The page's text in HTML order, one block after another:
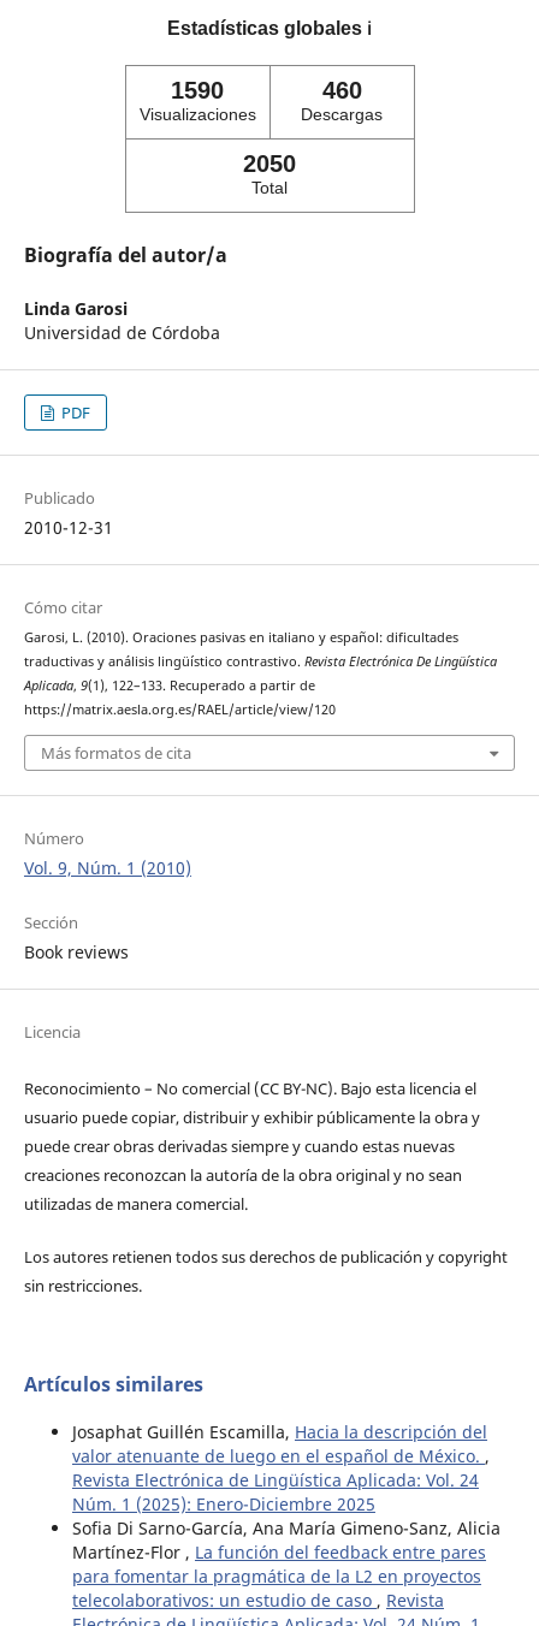
Estadísticas globales ℹ️
1590
Visualizaciones
460
Descargas
2050
Total
Biografía del autor/a
Linda Garosi
Universidad de Córdoba
PDF
Publicado
2010-12-31
Cómo citar
Garosi, L. (2010). Oraciones pasivas en italiano y español: dificultades
traductivas y análisis lingüístico contrastivo. Revista Electrónica De Lingüística
Aplicada, 9(1), 122–133. Recuperado a partir de
https://matrix.aesla.org.es/RAEL/article/view/120
Más formatos de cita
Número
Vol. 9, Núm. 1 (2010)
Sección
Book reviews
Licencia
Reconocimiento – No comercial (CC BY-­NC). Bajo esta licencia el
usuario puede copiar, distribuir y exhibir públicamente la obra y
puede crear obras derivadas siempre y cuando estas nuevas
creaciones reconozcan la autoría de la obra original y no sean
utilizadas de manera comercial.
Los autores retienen todos sus derechos de publicación y copyright
sin restricciones.
Artículos similares
Josaphat Guillén Escamilla, Hacia la descripción del
valor atenuante de luego en el español de México. ,
Revista Electrónica de Lingüística Aplicada: Vol. 24
Núm. 1 (2025): Enero-Diciembre 2025
Sofia Di Sarno-García, Ana María Gimeno-Sanz, Alicia
Martínez-Flor , La función del feedback entre pares
para fomentar la pragmática de la L2 en proyectos
telecolaborativos: un estudio de caso , Revista